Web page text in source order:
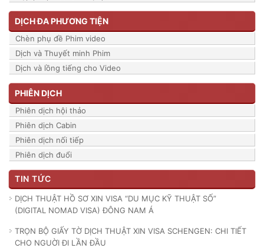
DỊCH ĐA PHƯƠNG TIỆN
Chèn phụ đề Phim video
Dịch và Thuyết minh Phim
Dịch và lồng tiếng cho Video
PHIÊN DỊCH
Phiên dịch hội thảo
Phiên dịch Cabin
Phiên dịch nối tiếp
Phiên dịch đuổi
TIN TỨC
DỊCH THUẬT HỒ SƠ XIN VISA “DU MỤC KỸ THUẬT SỐ”
(DIGITAL NOMAD VISA) ĐÔNG NAM Á
TRỌN BỘ GIẤY TỜ DỊCH THUẬT XIN VISA SCHENGEN: CHI TIẾT
CHO NGUỜI ĐI LẦN ĐẦU